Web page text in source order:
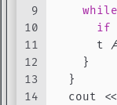
9
10
11
12
13
14
while
if
t
    }
  }
cout